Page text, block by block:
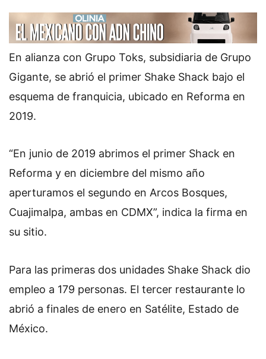
En alianza con Grupo Toks, subsidiaria de Grupo
Gigante, se abrió el primer Shake Shack bajo el
esquema de franquicia, ubicado en Reforma en
2019.
“En junio de 2019 abrimos el primer Shack en
Reforma y en diciembre del mismo año
aperturamos el segundo en Arcos Bosques,
Cuajimalpa, ambas en CDMX”, indica la firma en
su sitio.
Para las primeras dos unidades Shake Shack dio
empleo a 179 personas. El tercer restaurante lo
abrió a finales de enero en Satélite, Estado de
México.